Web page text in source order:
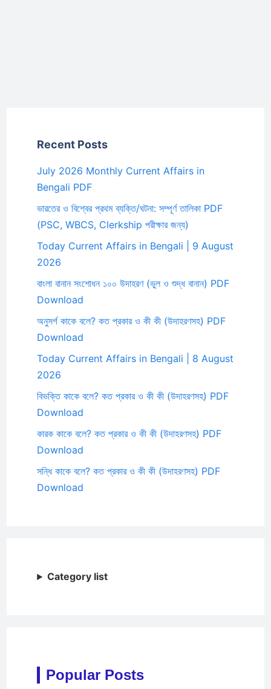
Recent Posts
July 2026 Monthly Current Affairs in
Bengali PDF
ভারতের ও বিশ্বের প্রথম ব্যক্তি/ঘটনা: সম্পূর্ণ তালিকা PDF
(PSC, WBCS, Clerkship পরীক্ষার জন্য)
Today Current Affairs in Bengali | 9 August
2026
বাংলা বানান সংশোধন ১০০ উদাহরণ (ভুল ও শুদ্ধ বানান) PDF
Download
অনুসর্গ কাকে বলে? কত প্রকার ও কী কী (উদাহরণসহ) PDF
Download
Today Current Affairs in Bengali | 8 August
2026
বিভক্তি কাকে বলে? কত প্রকার ও কী কী (উদাহরণসহ) PDF
Download
কারক কাকে বলে? কত প্রকার ও কী কী (উদাহরণসহ) PDF
Download
সন্ধি কাকে বলে? কত প্রকার ও কী কী (উদাহরণসহ) PDF
Download
Category list
Popular Posts